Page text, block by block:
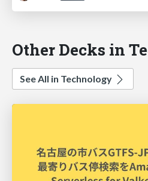
Other Decks in
See All in Technology